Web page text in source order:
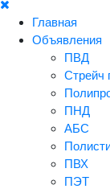
Главная
Объявления
ПВД
Стрейч
ПНД
АБС
ПВХ
ПЭТ